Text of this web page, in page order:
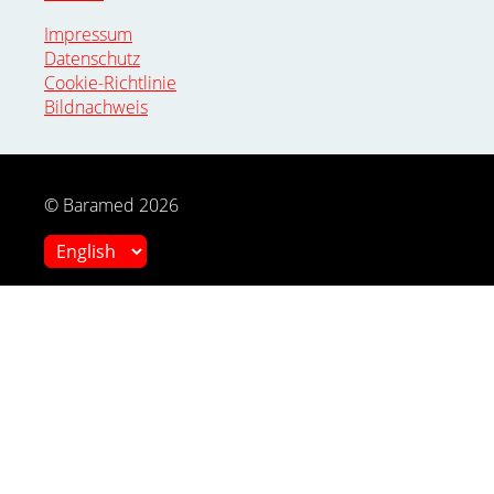
Impressum
Datenschutz
Cookie-Richtlinie
Bildnachweis
© Baramed 2026